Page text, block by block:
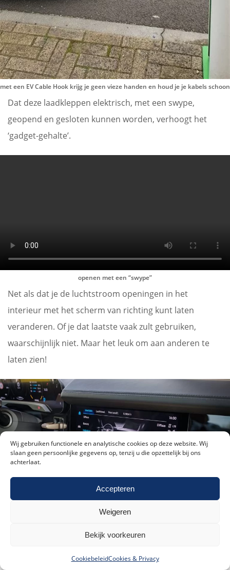
Wij gebruiken functionele en analytische cookies op deze website. Wij
slaan geen persoonlijke gegevens op, tenzij u die opzettelijk bij ons
achterlaat.
Accepteren
Weigeren
Bekijk voorkeuren
CookiebeleidCookies & Privacy
met een EV Cable Hook krijg je geen vieze handen en houd je je kabels schoon
Dat deze laadkleppen elektrisch, met een swype,
geopend en gesloten kunnen worden, verhoogt het
‘gadget-gehalte’.
openen met een “swype”
Net als dat je de luchtstroom openingen in het
interieur met het scherm van richting kunt laten
veranderen. Of je dat laatste vaak zult gebruiken,
waarschijnlijk niet. Maar het leuk om aan anderen te
laten zien!
Luchtstroom veranderen met je vinger op het scherm
Hij is niet goedkoop, maar wel by far de goedkoopste 4
Meld je aan voor onze nieuwsbrief!
Akkoord met onsprivacybeleid
Meld me aan!